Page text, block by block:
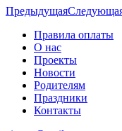
Предыдущая
Правила оплаты
О нас
Проекты
Новости
Родителям
Праздники
Контакты